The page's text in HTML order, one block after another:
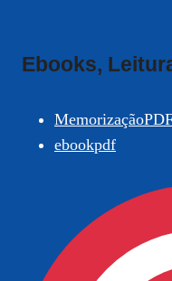
Ebooks,
ebookpdf